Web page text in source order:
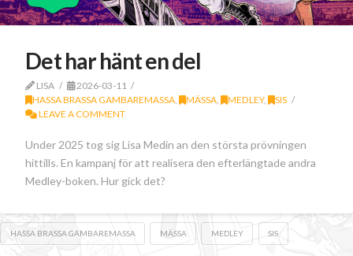
Det har hänt en del
LISA
2026-03-11
HASSA BRASSA GAMBAREMASSA, MÄSSA, MEDLEY, SIS
LEAVE A COMMENT
Under 2025 tog sig Lisa Medin an den största prövningen
hittills. En kampanj för att realisera den efterlängtade andra
Medley-boken. Hur gick det?
HASSA BRASSA GAMBAREMASSA MÄSSA MEDLEY SIS